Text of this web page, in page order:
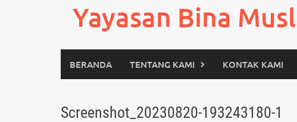
Yayasan Bina
BERANDA TENTANG KAMI KONTAK KAMI
Screenshot_20230820-193243180-1